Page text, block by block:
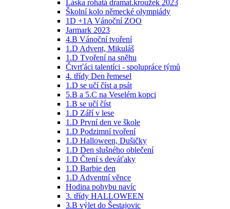
Láska rohatá dramat.kroužek 2023
Školní kolo německé olympiády
1D +1A Vánoční ZOO
Jarmark 2023
4.B Vánoční tvoření
1.D Advent, Mikuláš
1.D Tvoření na sněhu
Čtvrťáci talentíci - spolupráce týmů
4. třídy Den řemesel
1.D se učí číst a psát
5.B a 5.C na Veselém kopci
1.B se učí číst
1.D Září v lese
1.D První den ve škole
1.D Podzimní tvoření
1.D Halloween, Dušičky
1.D Den slušného oblečení
1.D Čtení s deváťaky
1.D Barbie den
1.D Adventní věnce
Hodina pohybu navíc
3. třídy HALLOWEEN
3.B výlet do Šestajovic